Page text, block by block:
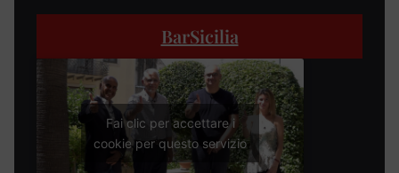
BarSicilia
Fai clic per accettare i
cookie per questo servizio